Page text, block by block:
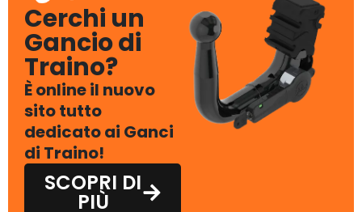
Cerchi un
Gancio di
Traino?
È online il nuovo
sito tutto
dedicato ai Ganci
di Traino!
SCOPRI DI
PIÙ